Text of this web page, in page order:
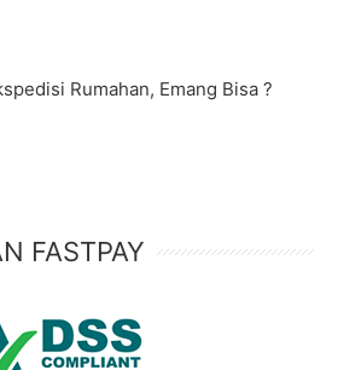
Rumahan, Emang Bisa ?
FASTPAY